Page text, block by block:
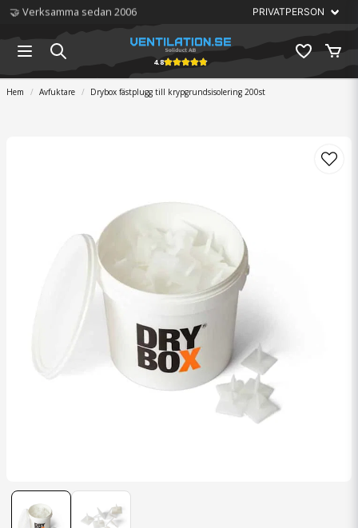
🏆 Störst på ventilation
4.8
Hem Avfuktare Drybox fästplugg till krypgrundsisolering 200st